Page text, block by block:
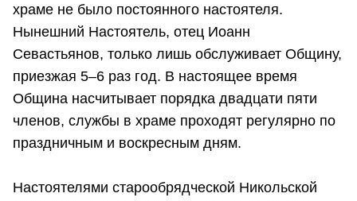
храме не было постоянного настоятеля.
Нынешний Настоятель, отец Иоанн
Севастьянов, только лишь обслуживает Общину,
приезжая 5–6 раз год. В настоящее время
Община насчитывает порядка двадцати пяти
членов, службы в храме проходят регулярно по
праздничным и воскресным дням.
Настоятелями старообрядческой Никольской